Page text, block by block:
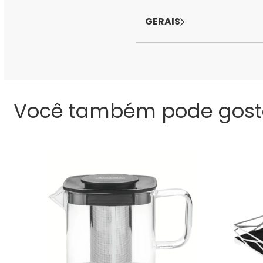
GERAIS
Você também pode